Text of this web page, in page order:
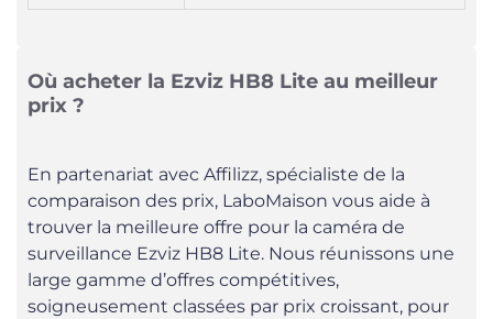
Où acheter la Ezviz HB8 Lite au meilleur
prix ?
En partenariat avec Affilizz, spécialiste de la
comparaison des prix, LaboMaison vous aide à
trouver la meilleure offre pour la caméra de
surveillance Ezviz HB8 Lite. Nous réunissons une
large gamme d’offres compétitives,
soigneusement classées par prix croissant, pour